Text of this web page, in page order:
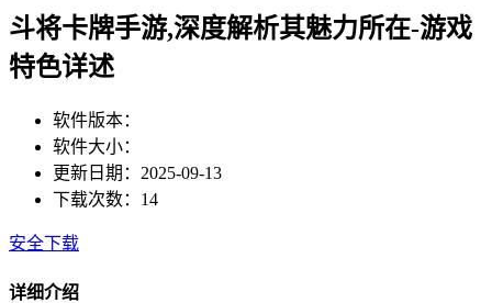
斗将卡牌手游,深度解析其魅力所在-游戏
特色详述
软件版本：
软件大小：
更新日期：2025-09-13
下载次数：14
安全下载
详细介绍